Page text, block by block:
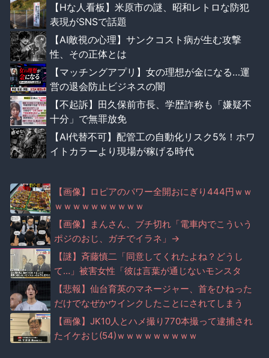
【Hな人看板】米原市の謎、昭和レトロな防犯
表現がSNSで話題
【AI敵視の心理】サンクコスト病が生む攻撃
性、その正体とは
【マッチングアプリ】女の理想が金になる…運
営の退会防止ビジネスの闇
【不起訴】田久保前市長、学歴詐称も「嫌疑不
十分」で無罪放免
【AI代替不可】配管工の自動化リスク5%！ホワ
イトカラーより現場が稼げる時代
【画像】ロピアのパワー全開おにぎり444円ｗｗ
ｗｗｗｗｗｗｗｗｗｗ
【画像】まんさん、ブチ切れ「電車内でこういう
ポジのおじ、ガチでイラネ」→
【謎】斉藤慎二「同意してくれたよね？どうし
て…」被害女性「彼は言葉が通じないモンスタ
ー」
【悲報】仙台育英のマネージャー、首をひねった
だけでなぜかウインクしたことにされてしまう
【画像】JK10人とハメ撮り770本撮って逮捕され
たイケおじ(54)ｗｗｗｗｗｗｗｗｗ